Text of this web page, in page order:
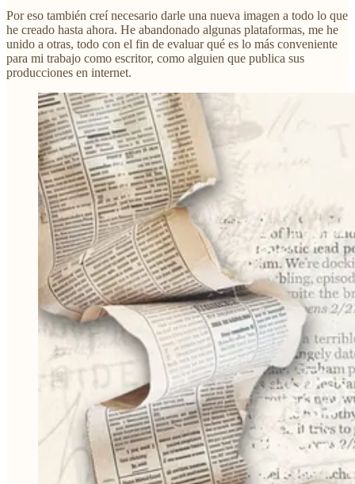
Por eso también creí necesario darle una nueva imagen a todo lo que
he creado hasta ahora. He abandonado algunas plataformas, me he
unido a otras, todo con el fin de evaluar qué es lo más conveniente
para mi trabajo como escritor, como alguien que publica sus
producciones en internet.